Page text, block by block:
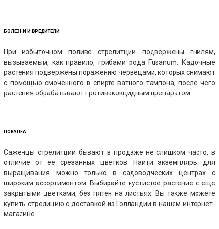
БОЛЕЗНИ И ВРЕДИТЕЛИ
При избыточном поливе стрелитции подвержены гнилям,
вызываемым, как правило, грибами рода Fusanum. Кадочные
растения подвержены поражению червецами, которых снимают
с помощью смоченного в спирте ватного тампона, после чего
растения обрабатывают противококцидным препаратом.
ПОКУПКА
Саженцы стрелитции бывают в продаже не слишком часто, в
отличие от ее срезанных цветков. Найти экземпляры для
выращивания можно только в садоводческих центрах с
широким ассортиментом. Выбирайте кустистое растение с еще
закрытыми цветками, без пятен на листьях. Вы также можете
купить стрелицию с доставкой из Голландии в нашем интернет-
магазине.